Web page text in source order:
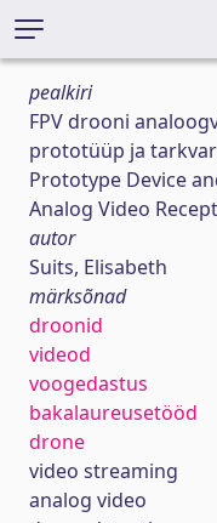
pealkiri
FPV drooni
prototüüp ja
Prototype Device
Analog Video
autor
Suits, Elisabeth
märksõnad
droonid
videod
voogedastus
bakalaureusetööd
drone
video streaming
analog video